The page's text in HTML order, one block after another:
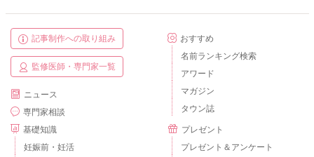
記事制作への取り組み
監修医師・専門家一覧
ニュース
専門家相談
基礎知識
妊娠前・妊活
おすすめ
名前ランキング検索
アワード
マガジン
タウン誌
プレゼント
プレゼント＆アンケート